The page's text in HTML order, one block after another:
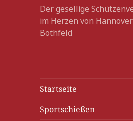
Der gesellige
im Herzen von
Bothfeld
Startseite
Sportschießen